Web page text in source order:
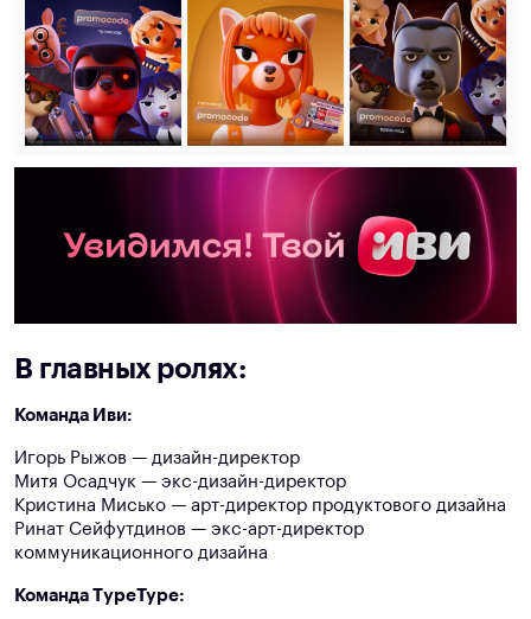
В главных ролях:
Команда Иви:
Игорь Рыжов — дизайн-директор
Митя Осадчук — экс-дизайн-директор
Кристина Мисько — арт-директор продуктового дизайна
Ринат Сейфутдинов — экс-арт-директор
коммуникационного дизайна
Команда ТypeType: